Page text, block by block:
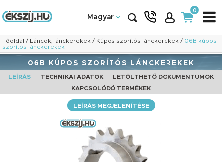
Magyar
0
Főoldal / Láncok, lánckerekek / Kúpos szorítós lánckerekek / 06B kúpos
szorítós lánckerekek
06B KÚPOS SZORÍTÓS LÁNCKEREKEK
LEÍRÁS TECHNIKAI ADATOK
LETÖLTHETŐ DOKUMENTUMOK
KAPCSOLÓDÓ TERMÉKEK
LEÍRÁS MEGJELENÍTÉSE